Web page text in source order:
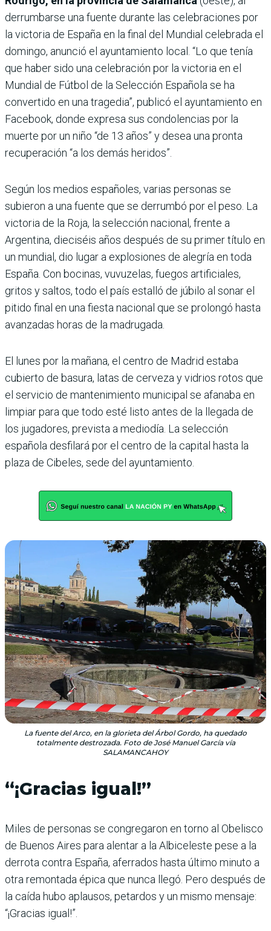
derrumbarse una fuente durante las celebraciones por
la victoria de España en la final del Mundial celebrada el
domingo, anunció el ayuntamiento local. “Lo que tenía
que haber sido una celebración por la victoria en el
Mundial de Fútbol de la Selección Española se ha
convertido en una tragedia”, publicó el ayuntamiento en
Facebook, donde expresa sus condolencias por la
muerte por un niño “de 13 años” y desea una pronta
recuperación “a los demás heridos”.
Según los medios españoles, varias personas se
subieron a una fuente que se derrumbó por el peso. La
victoria de la Roja, la selección nacional, frente a
Argentina, dieciséis años después de su primer título en
un mundial, dio lugar a explosiones de alegría en toda
España. Con bocinas, vuvuzelas, fuegos artificiales,
gritos y saltos, todo el país estalló de júbilo al sonar el
pitido final en una fiesta nacional que se prolongó hasta
avanzadas horas de la madrugada.
El lunes por la mañana, el centro de Madrid estaba
cubierto de basura, latas de cerveza y vidrios rotos que
el servicio de mantenimiento municipal se afanaba en
limpiar para que todo esté listo antes de la llegada de
los jugadores, prevista a mediodía. La selección
española desfilará por el centro de la capital hasta la
plaza de Cibeles, sede del ayuntamiento.
La fuente del Arco, en la glorieta del Árbol Gordo, ha quedado
totalmente destrozada. Foto de José Manuel García vía
SALAMANCAHOY
“¡Gracias igual!”
Miles de personas se congregaron en torno al Obelisco
de Buenos Aires para alentar a la Albiceleste pese a la
derrota contra España, aferrados hasta último minuto a
otra remontada épica que nunca llegó. Pero después de
la caída hubo aplausos, petardos y un mismo mensaje:
“¡Gracias igual!”.